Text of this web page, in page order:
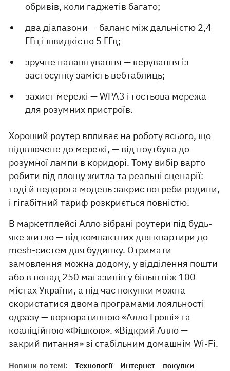
обривів, коли гаджетів багато;
два діапазони — баланс між дальністю 2,4
ГГц і швидкістю 5 ГГц;
зручне налаштування — керування із
застосунку замість вебтаблиць;
захист мережі — WPA3 і гостьова мережа
для розумних пристроїв.
Хороший роутер впливає на роботу всього, що
підключене до мережі, — від ноутбука до
розумної лампи в коридорі. Тому вибір варто
робити під площу житла та реальні сценарії:
тоді й недорога модель закриє потреби родини,
і гігабітний тариф розкриється повністю.
В маркетплейсі Алло зібрані роутери під будь-
яке житло — від компактних для квартири до
mesh-систем для будинку. Отримати
замовлення можна додому, у відділення пошти
або в понад 250 магазинів у більш ніж 100
містах України, а під час покупки можна
скористатися двома програмами лояльності
одразу — корпоративною «Алло Гроші» та
коаліційною «Фішкою». «Відкрий Алло —
закрий питання» зі стабільним домашнім Wi-Fi.
Новини по темі: Технології Интернет покупки